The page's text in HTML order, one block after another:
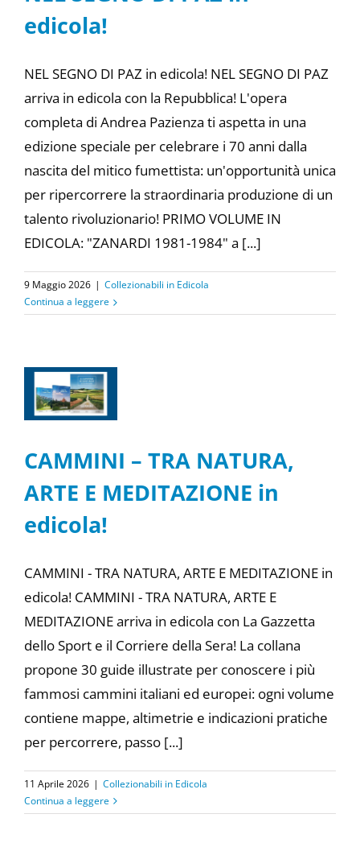
edicola!
NEL SEGNO DI PAZ in edicola! NEL SEGNO DI PAZ
arriva in edicola con la Repubblica! L'opera
completa di Andrea Pazienza ti aspetta in una
edizione speciale per celebrare i 70 anni dalla
nascita del mitico fumettista: un'opportunità unica
per ripercorrere la straordinaria produzione di un
talento rivoluzionario! PRIMO VOLUME IN
EDICOLA: "ZANARDI 1981-1984" a [...]
9 Maggio 2026 | Collezionabili in Edicola
Continua a leggere
CAMMINI – TRA NATURA,
ARTE E MEDITAZIONE in
edicola!
CAMMINI - TRA NATURA, ARTE E MEDITAZIONE in
edicola! CAMMINI - TRA NATURA, ARTE E
MEDITAZIONE arriva in edicola con La Gazzetta
dello Sport e il Corriere della Sera! La collana
propone 30 guide illustrate per conoscere i più
fammosi cammini italiani ed europei: ogni volume
contiene mappe, altimetrie e indicazioni pratiche
per percorrere, passo [...]
11 Aprile 2026 | Collezionabili in Edicola
Continua a leggere